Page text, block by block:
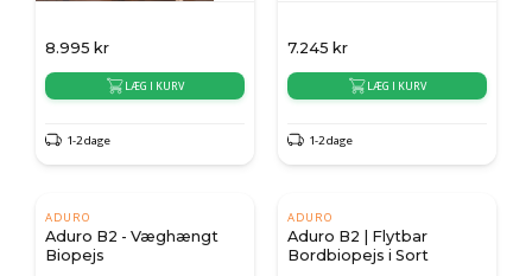
8.995 kr
LÆG I KURV
1-2 dage
7.245 kr
LÆG I KURV
1-2 dage
ADURO
Aduro B2 - Væghængt
Biopejs
ADURO
Aduro B2 | Flytbar
Bordbiopejs i Sort